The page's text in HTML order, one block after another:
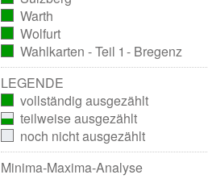
ausgezählt)
Warth
ausgezählt)
Wolfurt
ausgezählt)
Wahlkarten - Teil 1 - Bregenz
(vollständig
ausgezählt)
LEGENDE
vollständig ausgezählt
teilweise ausgezählt
noch nicht ausgezählt
Minima-Maxima-Analyse